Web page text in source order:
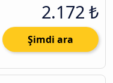
2.172 ₺
Şimdi ara